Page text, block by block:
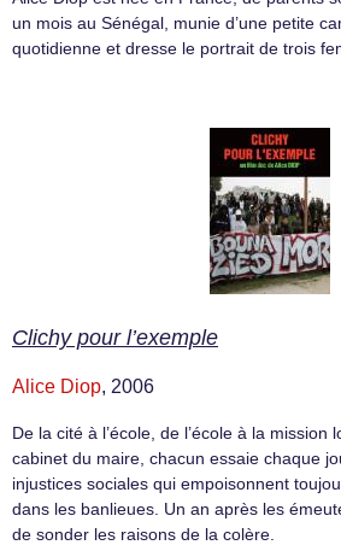
un mois au Sénégal, munie d’une petite
quotidienne et dresse le portrait de trois
Clichy pour l’exemple
Alice Diop, 2006
De la cité à l’école, de l’école à la mission
cabinet du maire, chacun essaie chaque
injustices sociales qui empoisonnent
dans les banlieues. Un an après les
de sonder les raisons de la colère.